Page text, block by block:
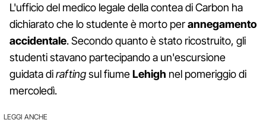
L'ufficio del medico legale della contea di Carbon ha
dichiarato che lo studente è morto perannegamento
accidentale. Secondo quanto è stato ricostruito, gli
studenti stavano partecipando a un'escursione
guidata diraftingsul fiumeLehigh nel pomeriggio di
mercoledì.
LEGGI ANCHE